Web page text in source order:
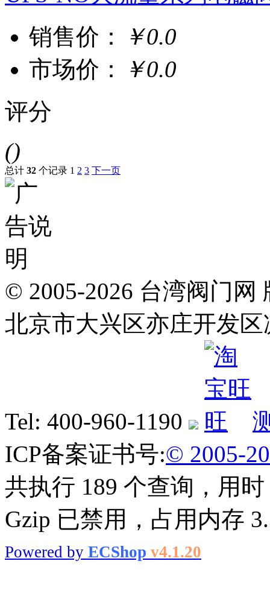
销售价：
￥0.0
市场价：
￥0.0
评分
()
总计 32 个记录 1 2 3 下一页
© 2005-2026 台湾阀门
北京市大兴区亦庄开发
Tel: 400-960-1190
ICP备案证书号:© 2005-
共执行 189 个查询，用
Gzip 已禁用，占用内存
Powered by ECShop v4.1.20